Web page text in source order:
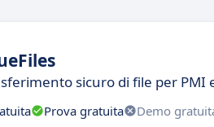
sicuro di file per PMI
Prova gratuita Demo